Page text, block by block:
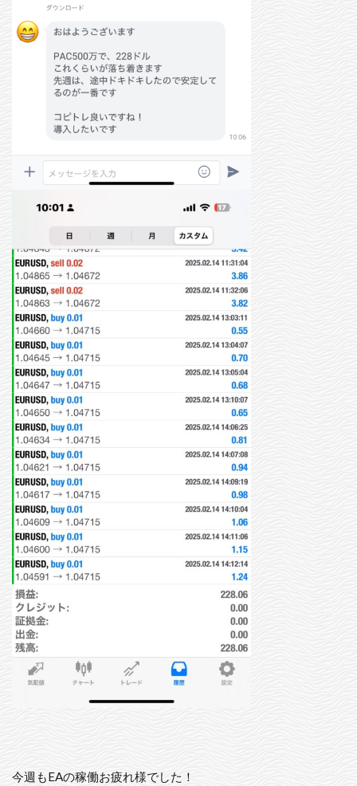
今週もEAの稼働お疲れ様でした！